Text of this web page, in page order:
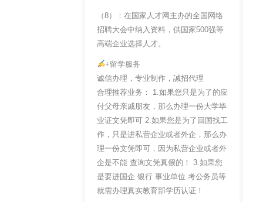
（8）：在国家人才网主办的全国网络
招聘大会中纳入资料，供国家500强等
高端企业选择人才。
+留学服务
诚信办理，专业制作，誠招代理
合理推荐业务： 1.如果您只是为了的应
付父母亲戚朋友，那么办理一份大学毕
业证文凭即可 2.如果您是为了回国找工
作，只是进私营企业或者外企，那么办
理一份文凭即可，因为私营企业或者外
企是不能 查询文凭真假的！ 3.如果您
是要进国企 银行 事业单位 考公务员等
就需办理真实教育部学历认证！